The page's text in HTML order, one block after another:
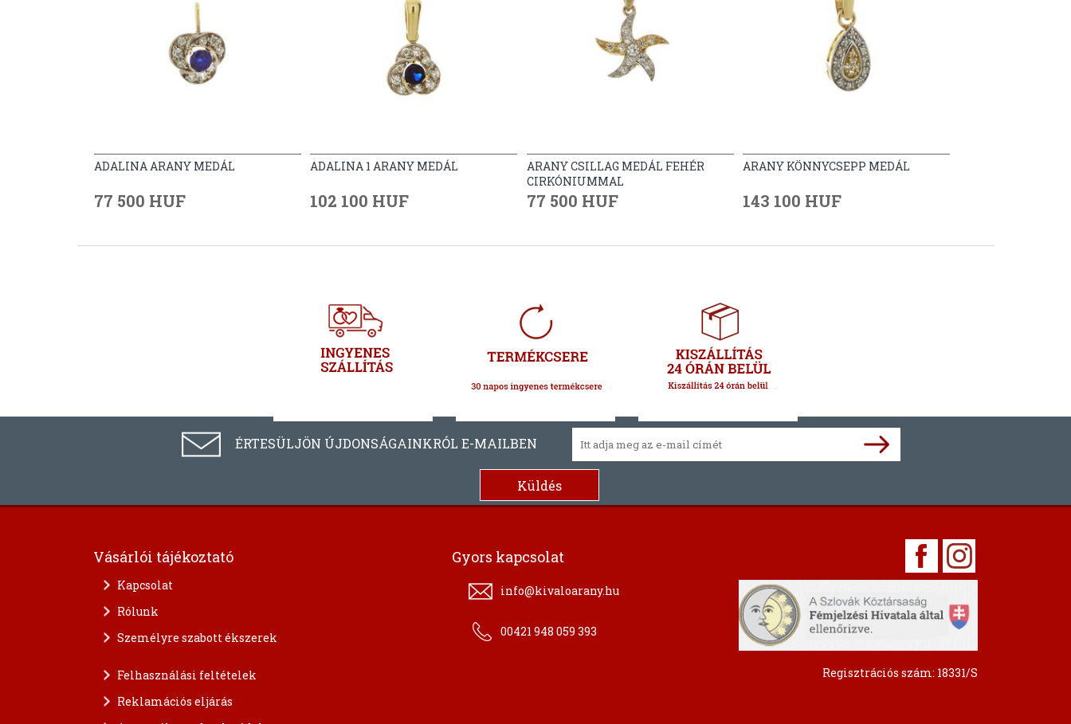
ADALINA ARANY MEDÁL
77 500 HUF
ADALINA 1 ARANY MEDÁL
102 100 HUF
ARANY CSILLAG MEDÁL FEHÉR
CIRKÓNIUMMAL
77 500 HUF
ARANY KÖNNYCSEPP MEDÁL
143 100 HUF
ÉRTESÜLJÖN ÚJDONSÁGAINKRÓL E-MAILBEN
Vásárlói tájékoztató
Kapcsolat
Rólunk
Személyre szabott ékszerek
Felhasználási feltételek
Reklamációs eljárás
Gyors kapcsolat
info@kivaloarany.hu
00421 948 059 393
Regisztrációs szám: 18331/S